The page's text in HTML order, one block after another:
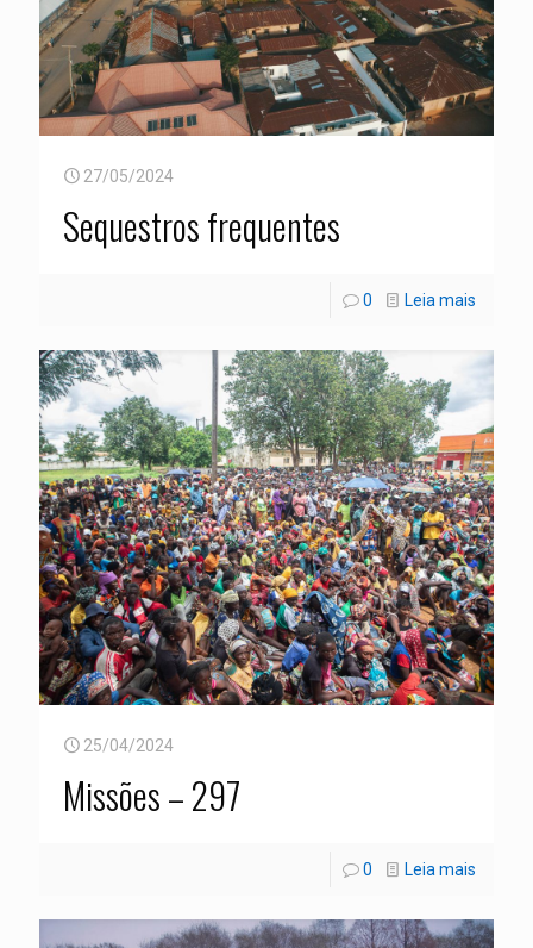
27/05/2024
Sequestros frequentes
0 Leia mais
25/04/2024
Missões – 297
0 Leia mais